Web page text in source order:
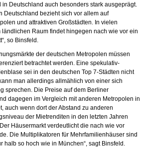
Deutschland auch besonders stark ausgeprägt.
Deutschland bezieht sich vor allem auf
und attraktiven Großstädten. In vielen
ländlichen Raum findet hingegen nach wie vor ein
so Binsfeld.
der deutschen Metropolen müssen
betrachtet werden. Eine spekulativ-
sei in den deutschen Top 7-Städten nicht
man allerdings allmählich von einer sich
sprechen. Die Preise auf dem Berliner
dagegen im Vergleich mit anderen Metropolen in
auch wenn dort der Abstand zu anderen
der Mietrenditen in den letzten Jahren
Häusermarkt verdeutlicht die nach wie vor
Die Multiplikatoren für Mehrfamilienhäuser sind
halb so hoch wie in München“, sagt Binsfeld.